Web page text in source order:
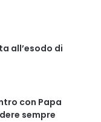
all’esodo di
con Papa
sempre